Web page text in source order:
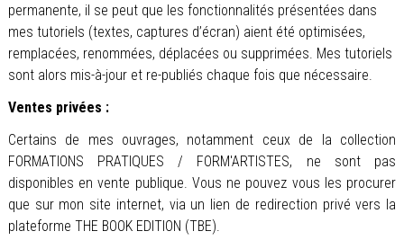
permanente, il se peut que les fonctionnalités présentées dans
mes tutoriels (textes, captures d’écran) aient été optimisées,
remplacées, renommées, déplacées ou supprimées. Mes tutoriels
sont alors mis-à-jour et re-publiés chaque fois que nécessaire.
Ventes privées :
Certains de mes ouvrages, notamment ceux de la collection
FORMATIONS PRATIQUES / FORM'ARTISTES, ne sont pas
disponibles en vente publique. Vous ne pouvez vous les procurer
que sur mon site internet, via un lien de redirection privé vers la
plateforme THE BOOK EDITION (TBE).